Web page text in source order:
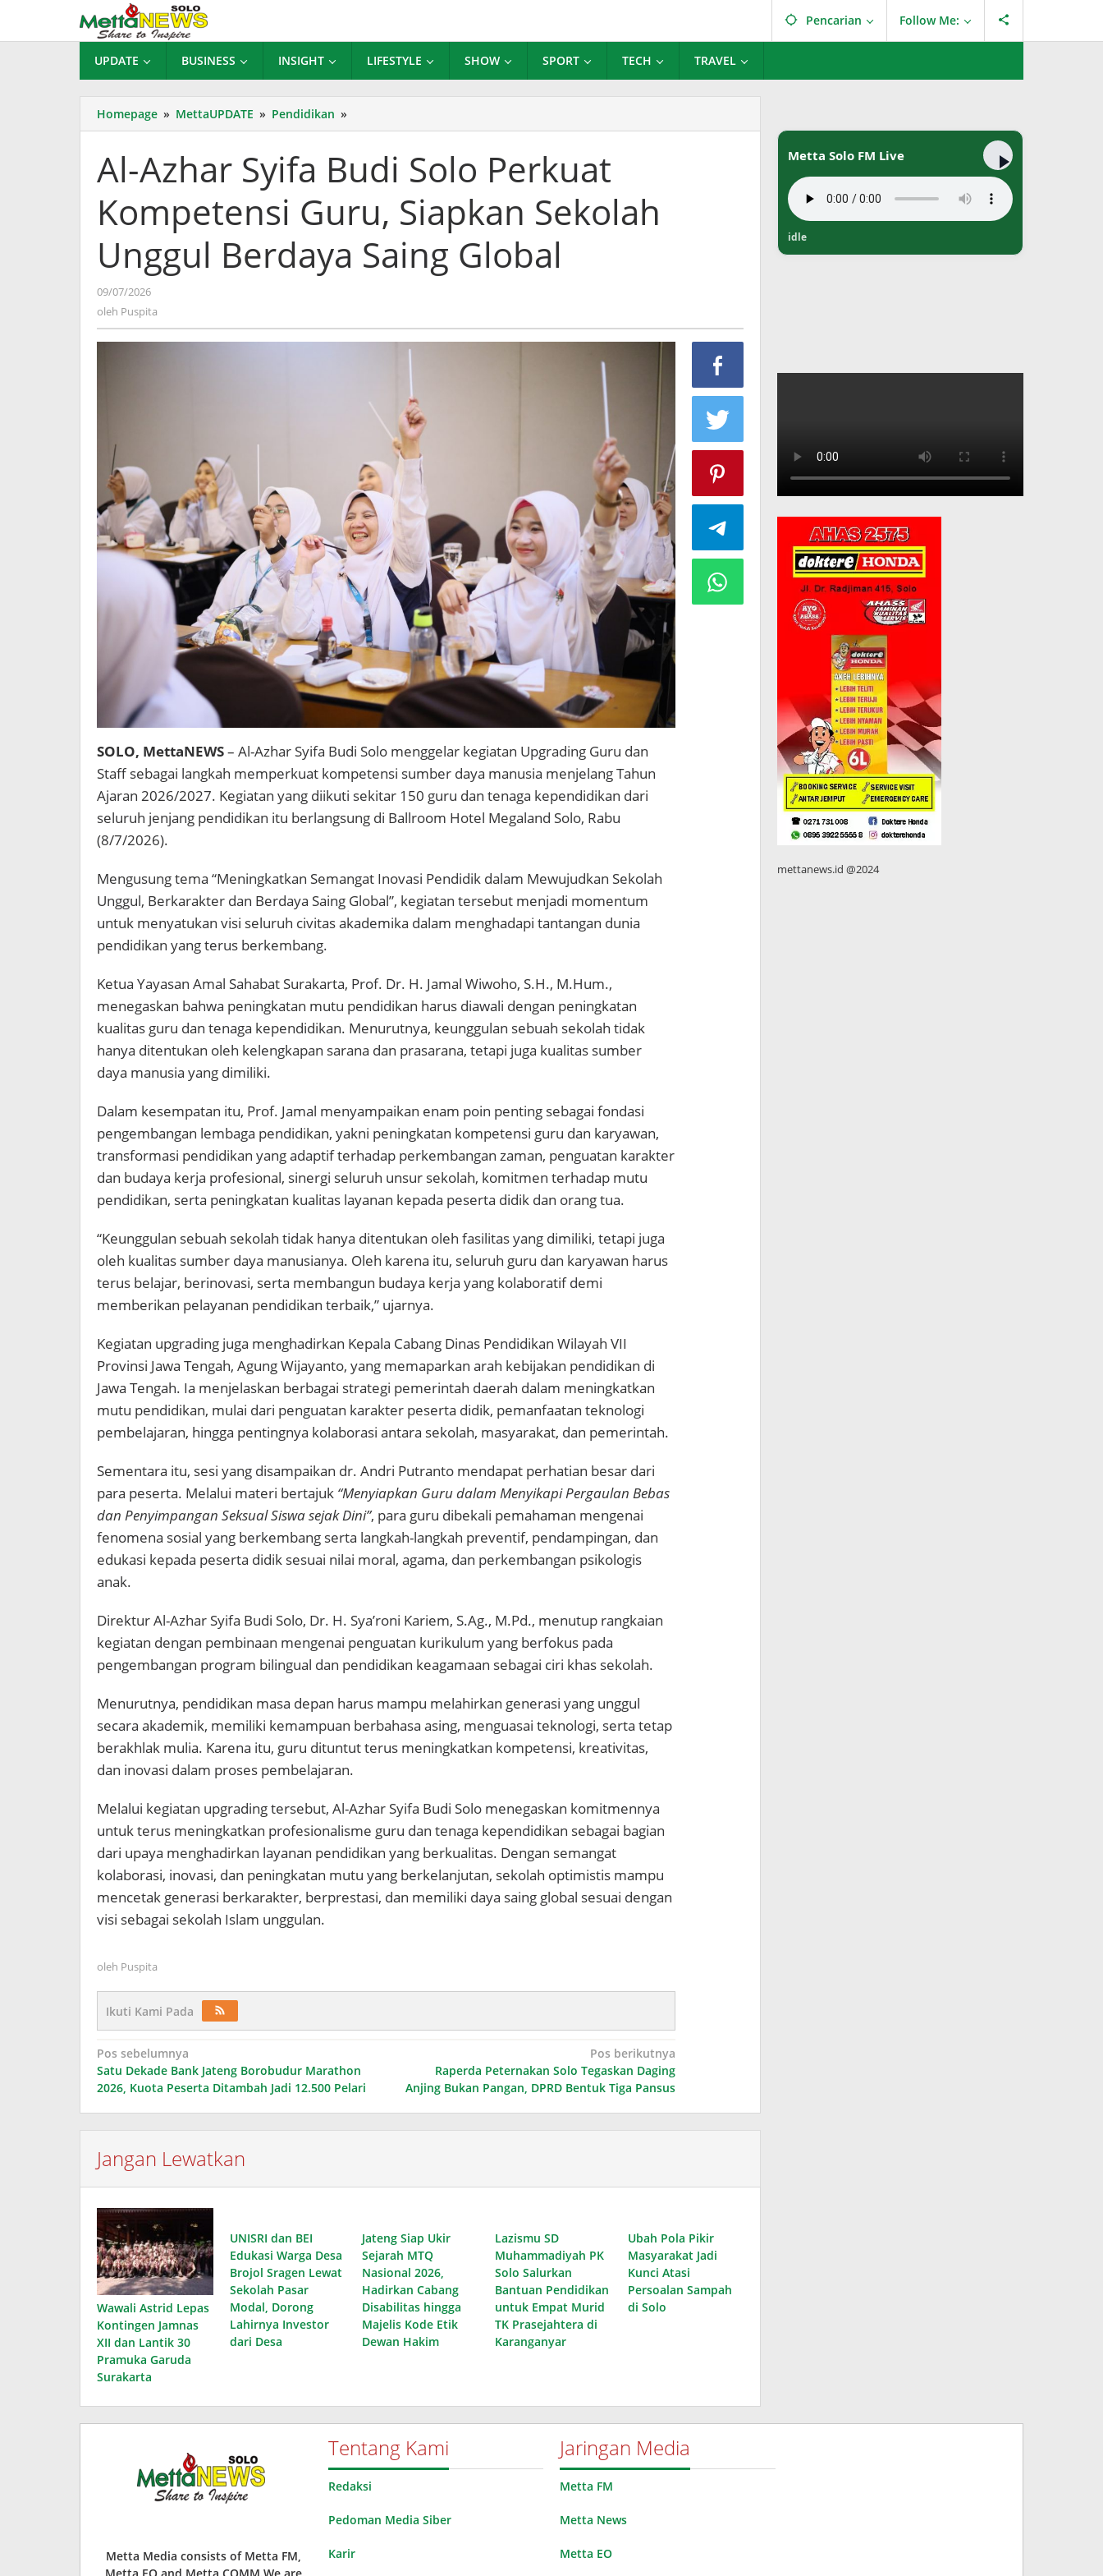
konten
Pencarian Follow Me:
UPDATE BUSINESS INSIGHT LIFESTYLE SHOW SPORT TECH TRAVEL
Homepage » MettaUPDATE » Pendidikan »
Azhar
Budi
Solo
Kompetensi
Siapkan
Sekolah
Al-Azhar Syifa Budi Solo Perkuat
Kompetensi Guru, Siapkan Sekolah
Unggul Berdaya Saing Global
09/07/2026
oleh Puspita
SOLO, MettaNEWS– Al-Azhar Syifa Budi Solo menggelar kegiatan Upgrading Guru dan
Staff sebagai langkah memperkuat kompetensi sumber daya manusia menjelang Tahun
Ajaran 2026/2027. Kegiatan yang diikuti sekitar 150 guru dan tenaga kependidikan dari
seluruh jenjang pendidikan itu berlangsung di Ballroom Hotel Megaland Solo, Rabu
(8/7/2026).
Mengusung tema “Meningkatkan Semangat Inovasi Pendidik dalam Mewujudkan Sekolah
Unggul, Berkarakter dan Berdaya Saing Global”, kegiatan tersebut menjadi momentum
untuk menyatukan visi seluruh civitas akademika dalam menghadapi tantangan dunia
pendidikan yang terus berkembang.
Ketua Yayasan Amal Sahabat Surakarta, Prof. Dr. H. Jamal Wiwoho, S.H., M.Hum.,
menegaskan bahwa peningkatan mutu pendidikan harus diawali dengan peningkatan
kualitas guru dan tenaga kependidikan. Menurutnya, keunggulan sebuah sekolah tidak
hanya ditentukan oleh kelengkapan sarana dan prasarana, tetapi juga kualitas sumber
daya manusia yang dimiliki.
Dalam kesempatan itu, Prof. Jamal menyampaikan enam poin penting sebagai fondasi
pengembangan lembaga pendidikan, yakni peningkatan kompetensi guru dan karyawan,
transformasi pendidikan yang adaptif terhadap perkembangan zaman, penguatan karakter
dan budaya kerja profesional, sinergi seluruh unsur sekolah, komitmen terhadap mutu
pendidikan, serta peningkatan kualitas layanan kepada peserta didik dan orang tua.
“Keunggulan sebuah sekolah tidak hanya ditentukan oleh fasilitas yang dimiliki, tetapi juga
oleh kualitas sumber daya manusianya. Oleh karena itu, seluruh guru dan karyawan harus
terus belajar, berinovasi, serta membangun budaya kerja yang kolaboratif demi
memberikan pelayanan pendidikan terbaik,” ujarnya.
Kegiatan upgrading juga menghadirkan Kepala Cabang Dinas Pendidikan Wilayah VII
Provinsi Jawa Tengah, Agung Wijayanto, yang memaparkan arah kebijakan pendidikan di
Jawa Tengah. Ia menjelaskan berbagai strategi pemerintah daerah dalam meningkatkan
mutu pendidikan, mulai dari penguatan karakter peserta didik, pemanfaatan teknologi
pembelajaran, hingga pentingnya kolaborasi antara sekolah, masyarakat, dan pemerintah.
Sementara itu, sesi yang disampaikan dr. Andri Putranto mendapat perhatian besar dari
para peserta. Melalui materi bertajuk “Menyiapkan Guru dalam Menyikapi Pergaulan Bebas
dan Penyimpangan Seksual Siswa sejak Dini”, para guru dibekali pemahaman mengenai
fenomena sosial yang berkembang serta langkah-langkah preventif, pendampingan, dan
edukasi kepada peserta didik sesuai nilai moral, agama, dan perkembangan psikologis
anak.
Direktur Al-Azhar Syifa Budi Solo, Dr. H. Sya’roni Kariem, S.Ag., M.Pd., menutup rangkaian
kegiatan dengan pembinaan mengenai penguatan kurikulum yang berfokus pada
pengembangan program bilingual dan pendidikan keagamaan sebagai ciri khas sekolah.
Menurutnya, pendidikan masa depan harus mampu melahirkan generasi yang unggul
secara akademik, memiliki kemampuan berbahasa asing, menguasai teknologi, serta tetap
berakhlak mulia. Karena itu, guru dituntut terus meningkatkan kompetensi, kreativitas,
dan inovasi dalam proses pembelajaran.
Melalui kegiatan upgrading tersebut, Al-Azhar Syifa Budi Solo menegaskan komitmennya
untuk terus meningkatkan profesionalisme guru dan tenaga kependidikan sebagai bagian
dari upaya menghadirkan layanan pendidikan yang berkualitas. Dengan semangat
kolaborasi, inovasi, dan peningkatan mutu yang berkelanjutan, sekolah optimistis mampu
mencetak generasi berkarakter, berprestasi, dan memiliki daya saing global sesuai dengan
visi sebagai sekolah Islam unggulan.
oleh Puspita
Ikuti Kami Pada
Navigasi
pos
Pos sebelumnya
Satu Dekade Bank Jateng Borobudur Marathon
2026, Kuota Peserta Ditambah Jadi 12.500 Pelari
Pos berikutnya
Raperda Peternakan Solo Tegaskan Daging
Anjing Bukan Pangan, DPRD Bentuk Tiga Pansus
Jangan Lewatkan
Wawali Astrid Lepas
Kontingen Jamnas
XII dan Lantik 30
Pramuka Garuda
Surakarta
UNISRI dan BEI
Edukasi Warga Desa
Brojol Sragen Lewat
Sekolah Pasar
Modal, Dorong
Lahirnya Investor
dari Desa
Jateng Siap Ukir
Sejarah MTQ
Nasional 2026,
Hadirkan Cabang
Disabilitas hingga
Majelis Kode Etik
Dewan Hakim
Lazismu SD
Muhammadiyah PK
Solo Salurkan
Bantuan Pendidikan
untuk Empat Murid
TK Prasejahtera di
Karanganyar
Ubah Pola Pikir
Masyarakat Jadi
Kunci Atasi
Persoalan Sampah
di Solo
Metta Solo FM Live
idle
mettanews.id @2024
Metta Media consists of Metta FM,
Tentang Kami
Redaksi
Pedoman Media Siber
Karir
Jaringan Media
Metta FM
Metta News
Metta EO